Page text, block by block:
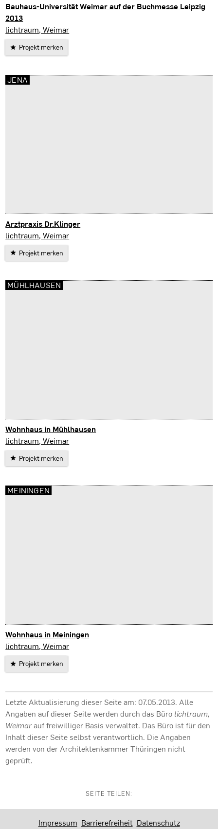
Bauhaus-Universität Weimar auf der Buchmesse Leipzig
2013
Leipzig
lichtraum, Weimar
Projekt merken
Arztpraxis Dr.Klinger
Jena
lichtraum, Weimar
Projekt merken
JENA
Wohnhaus in Mühlhausen
Mühlhausen
lichtraum, Weimar
Projekt merken
MÜHLHAUSEN
Wohnhaus in Meiningen
Meiningen
lichtraum, Weimar
Projekt merken
MEININGEN
Letzte Aktualisierung dieser Seite am: 07.05.2013. Alle
Angaben auf dieser Seite werden durch das Büro lichtraum,
Weimarauf freiwilliger Basis verwaltet. Das Büro ist für den
Inhalt dieser Seite selbst verantwortlich. Die Angaben
werden von der Architektenkammer Thüringen nicht
geprüft.
SEITE TEILEN:
Impressum Barrierefreiheit Datenschutz